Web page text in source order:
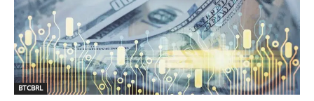
BTCBRL